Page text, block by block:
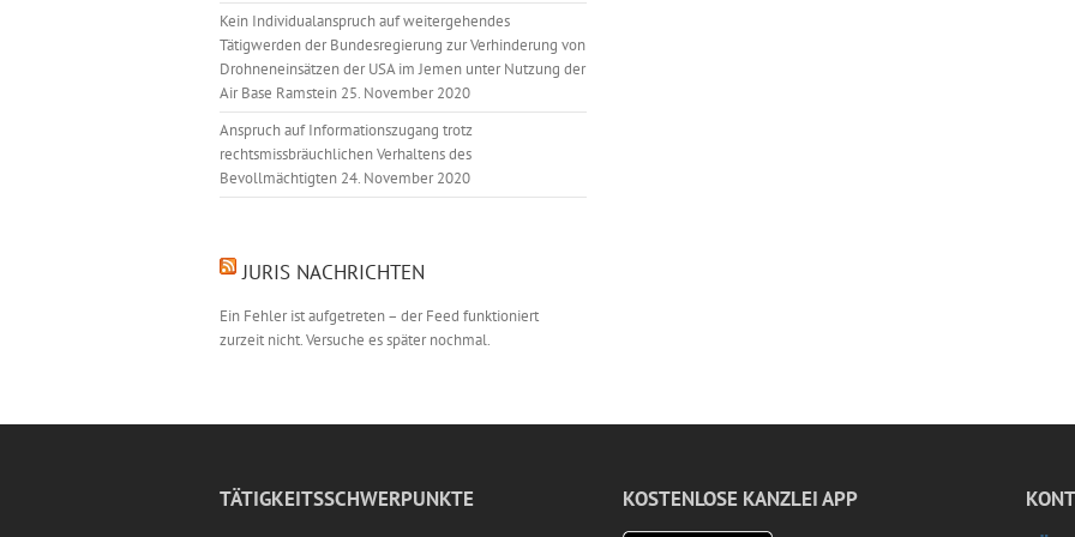
Kein Individualanspruch auf weitergehendes
Tätigwerden der Bundesregierung zur Verhinderung von
Drohneneinsätzen der USA im Jemen unter Nutzung der
Air Base Ramstein 25. November 2020
Anspruch auf Informationszugang trotz
rechtsmissbräuchlichen Verhaltens des
Bevollmächtigten 24. November 2020
JURIS NACHRICHTEN
Ein Fehler ist aufgetreten – der Feed funktioniert
zurzeit nicht. Versuche es später nochmal.
TÄTIGKEITSSCHWERPUNKTE KOSTENLOSE KANZLEI APP